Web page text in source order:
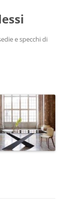
e specchi di